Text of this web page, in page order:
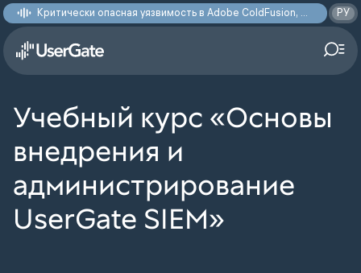
Критически опасная уязвимость в Adobe ColdFusion, позволяющая получить доступ к произвольным файлам: CVE-2026-48282 РУ
Учебный курс «Основы
внедрения и
администрирование
UserGate SIEM»